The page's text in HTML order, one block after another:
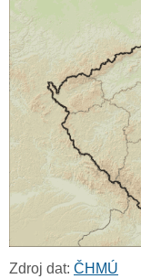
Zdroj dat: ČHMÚ